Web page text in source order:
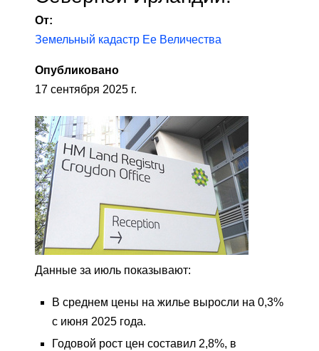
От:
Земельный кадастр Ее Величества
Опубликовано
17 сентября 2025 г.
Данные за июль показывают:
В среднем цены на жилье выросли на 0,3%
с июня 2025 года.
Годовой рост цен составил 2,8%, в